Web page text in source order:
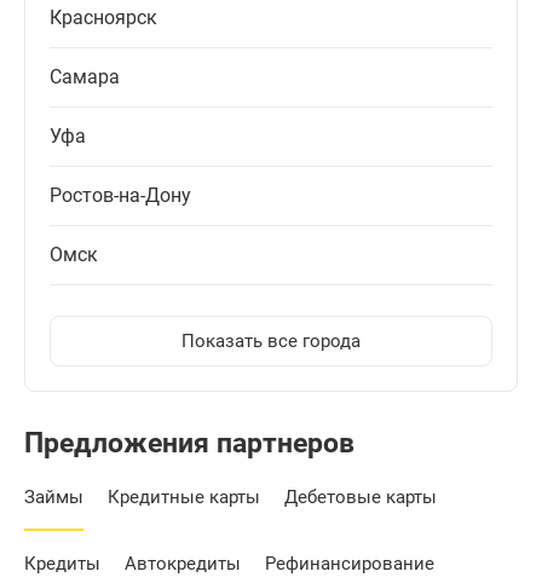
Красноярск
Самара
Уфа
Ростов-на-Дону
Омск
Показать все города
Предложения партнеров
Займы Кредитные карты Дебетовые карты
Кредиты Автокредиты Рефинансирование